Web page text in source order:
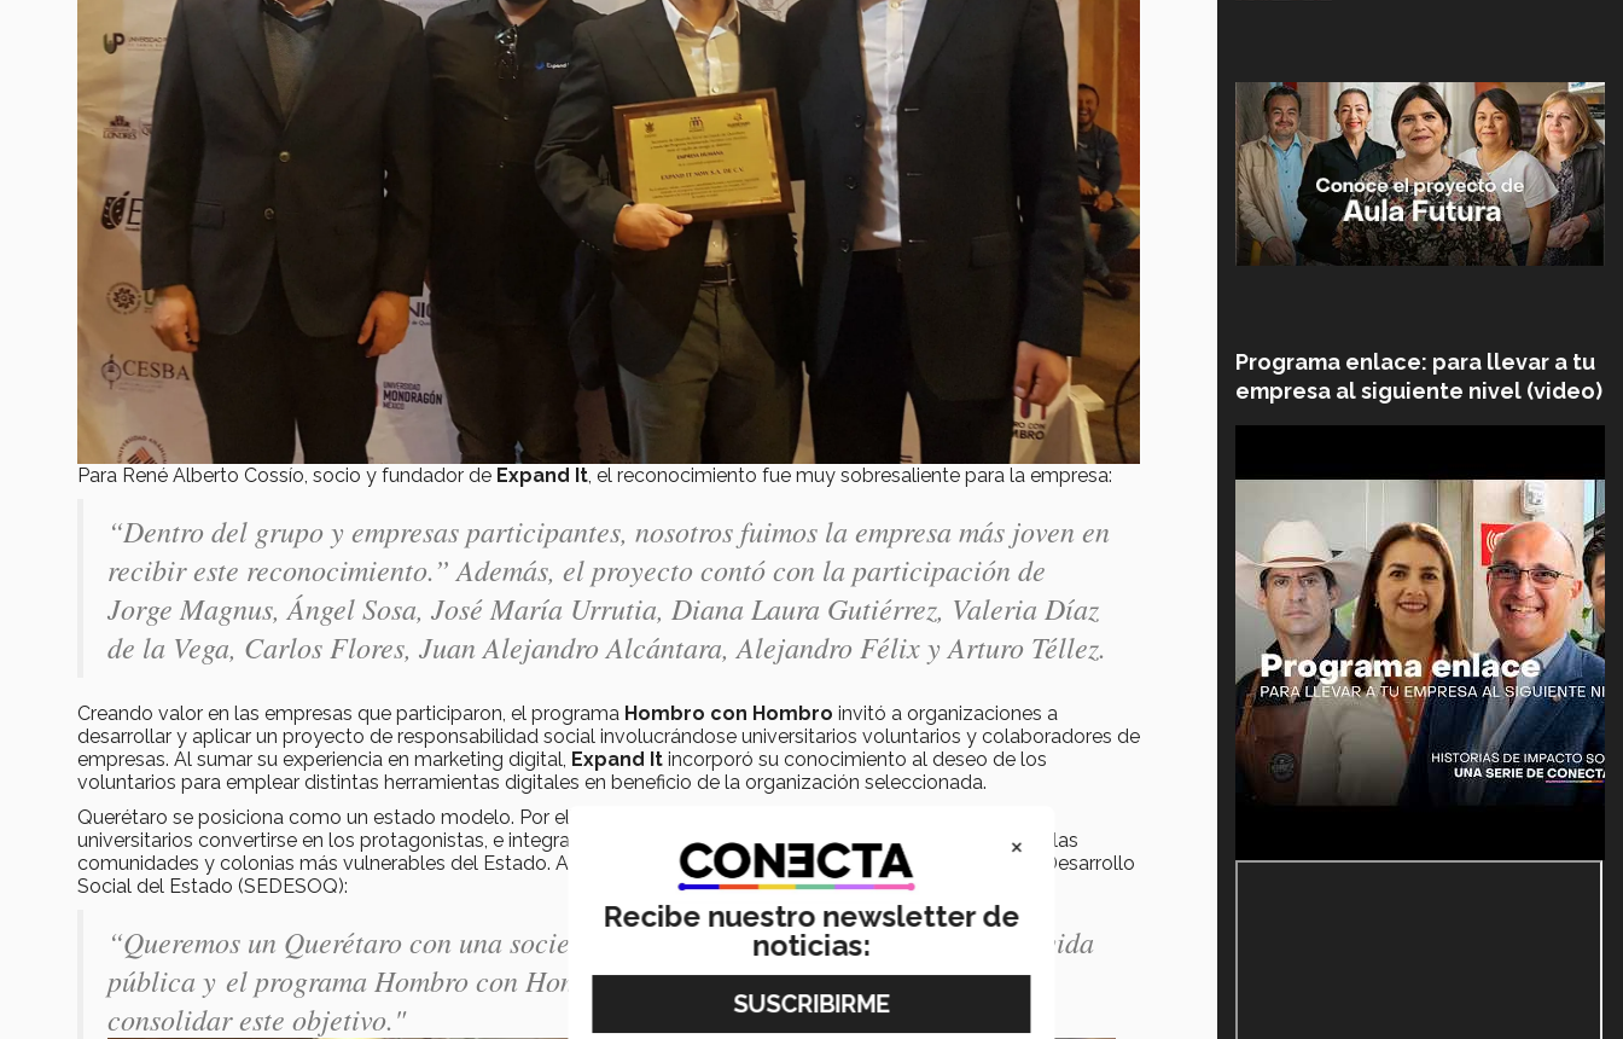
Para René Alberto Cossío, socio y fundador de Expand It , el reconocimiento fue muy sobresaliente para la empresa:
“Dentro del grupo y empresas participantes, nosotros fuimos la empresa más joven en
recibir este reconocimiento.” Además, el proyecto contó con la participación de
Jorge Magnus, Ángel Sosa, José María Urrutia, Diana Laura Gutiérrez, Valeria Díaz
de la Vega, Carlos Flores, Juan Alejandro Alcántara, Alejandro Félix y Arturo Téllez.
Creando valor en las empresas que participaron, el programa Hombro con Hombro invitó a organizaciones a
desarrollar y aplicar un proyecto de responsabilidad social involucrándose universitarios voluntarios y colaboradores de
empresas. Al sumar su experiencia en marketing digital, Expand It incorporó su conocimiento al deseo de los
voluntarios para emplear distintas herramientas digitales en beneficio de la organización seleccionada.
Querétaro se posiciona como un estado modelo. Por ello, el
universitarios convertirse en los protagonistas, e integrarse a la promoción del desarrollo y bienestar social en las
comunidades y colonias más vulnerables del Estado. Así lo señaló Agustín Dorantes Lámbarri, Secretario de Desarrollo
Social del Estado (SEDESOQ):
“Queremos un Querétaro con una sociedad que cada vez se involucre más en la vida
pública y el programa Hombro con Hombro es el motor para seguir trabajando y
consolidar este objetivo."
Programa enlace: para llevar a tu
empresa al siguiente nivel (video)
×
Recibe nuestro newsletter de
noticias: